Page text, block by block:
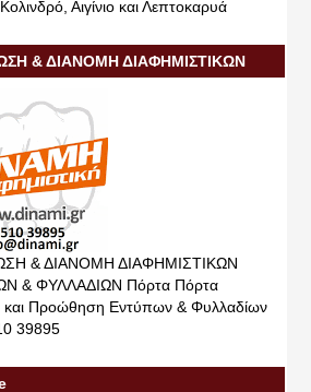
Αιγίνιο και Λεπτοκαρυά
& ΔΙΑΝΟΜΗ ΔΙΑΦΗΜΙΣΤΙΚΩΝ
& ΔΙΑΝΟΜΗ ΔΙΑΦΗΜΙΣΤΙΚΩΝ
& ΦΥΛΛΑΔΙΩΝ Πόρτα Πόρτα
και Προώθηση Εντύπων & Φυλλαδίων
39895